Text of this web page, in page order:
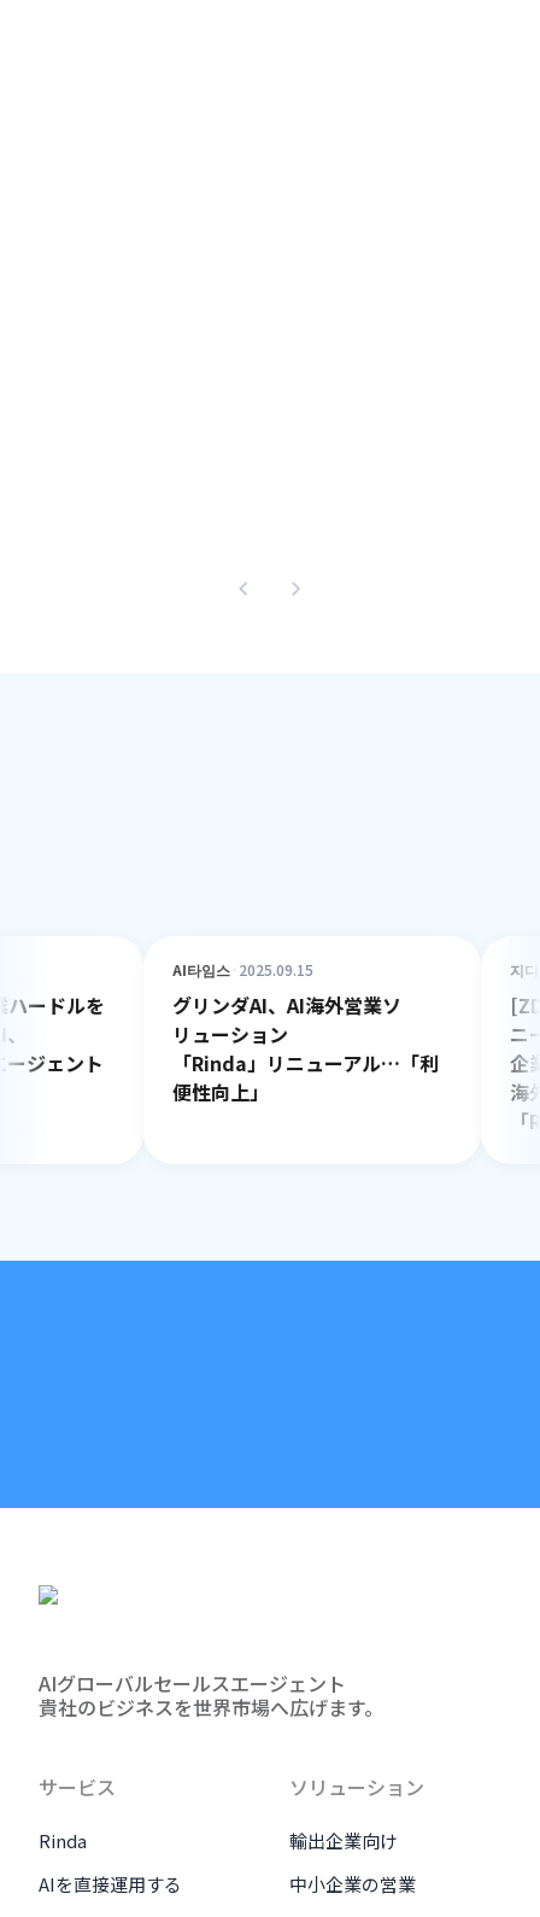
chevron_left chevron_right
ドルを
ント
AI타임스·2025.09.15
グリンダAI、AI海外営業ソ
リューション
「Rinda」リニューアル…「利
便性向上」
지디넷코
[ZD
ニー
企業
海外
「
AIグローバルセールスエージェント
貴社のビジネスを世界市場へ広げます。
サービス
Rinda
AIを直接運用する
ソリューション
輸出企業向け
中小企業の営業